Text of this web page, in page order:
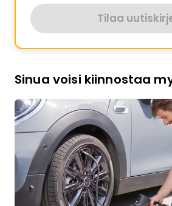
Tilaa
Sinua voisi kiinnostaa